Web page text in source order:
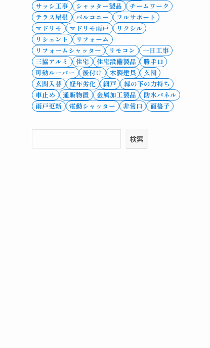
サッシ工事
シャッター製品
チームワーク
テラス屋根
バルコニー
フルサポート
マドリモ
マドリモ雨戸
リクシル
リシェント
リフォーム
リフォームシャッター
リモコン
一日工事
三協アルミ
住宅 住宅設備製品
勝手口
可動ルーバー
後付け 木製建具
玄関
玄関入替
経年劣化 網戸
縁の下の力持ち
車止め
通販物置 金属加工製品
防水パネル
雨戸更新
電動シャッター 非常口 面格子
検索